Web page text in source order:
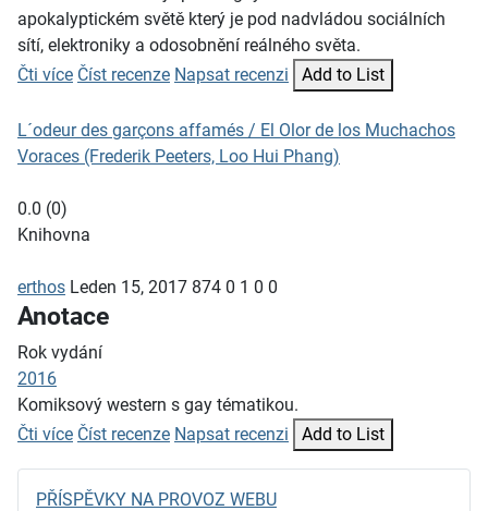
apokalyptickém světě který je pod nadvládou sociálních
sítí, elektroniky a odosobnění reálného světa.
Čti více Číst recenze Napsat recenzi Add to List
L´odeur des garçons affamés / El Olor de los Muchachos
Voraces (Frederik Peeters, Loo Hui Phang)
0.0 (0)
Knihovna
erthos Leden 15, 2017 874 0 1 0 0
Anotace
Rok vydání
2016
Komiksový western s gay tématikou.
Čti více Číst recenze Napsat recenzi Add to List
PŘÍSPĚVKY NA PROVOZ WEBU